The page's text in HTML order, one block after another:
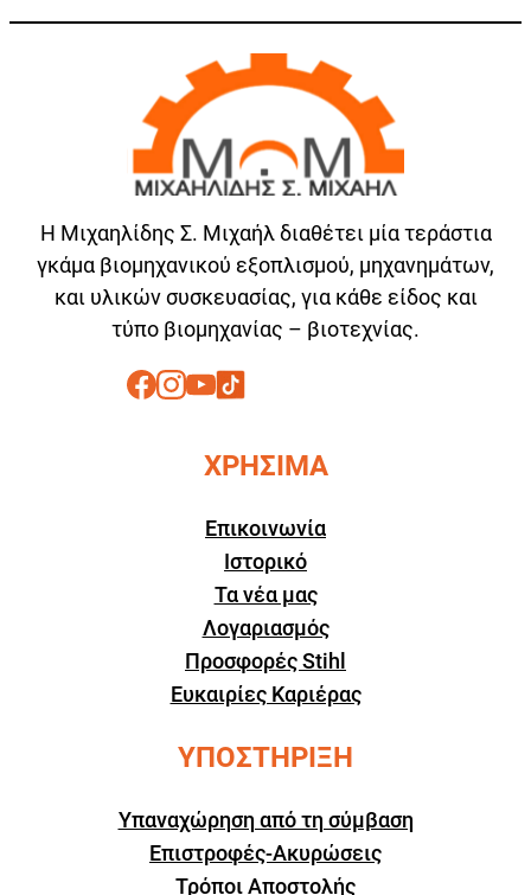
Η Μιχαηλίδης Σ. Μιχαήλ διαθέτει μία τεράστια
γκάμα βιομηχανικού εξοπλισμού, μηχανημάτων,
και υλικών συσκευασίας, για κάθε είδος και
τύπο βιομηχανίας – βιοτεχνίας.
ΧΡΗΣΙΜΑ
Επικοινωνία
Ιστορικό
Τα νέα μας
Λογαριασμός
Προσφορές Stihl
Ευκαιρίες Καριέρας
ΥΠΟΣΤΗΡΙΞΗ
Υπαναχώρηση από τη σύμβαση
Επιστροφές-Ακυρώσεις
Τρόποι Αποστολής